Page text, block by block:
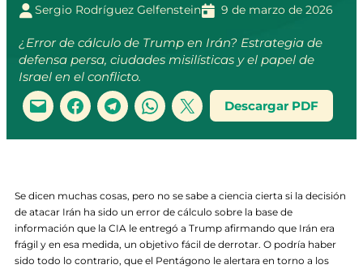
Sergio Rodríguez Gelfenstein 9 de marzo de 2026
¿Error de cálculo de Trump en Irán? Estrategia de
defensa persa, ciudades misilísticas y el papel de
Israel en el conflicto.
Descargar PDF
Se dicen muchas cosas, pero no se sabe a ciencia cierta si la decisión
de atacar Irán ha sido un error de cálculo sobre la base de
información que la CIA le entregó a Trump afirmando que Irán era
frágil y en esa medida, un objetivo fácil de derrotar. O podría haber
sido todo lo contrario, que el Pentágono le alertara en torno a los